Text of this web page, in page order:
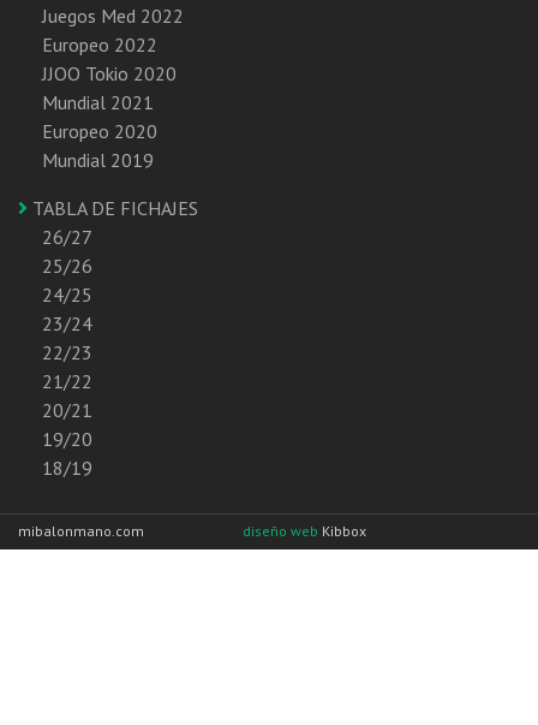
Juegos Med 2022
Europeo 2022
JJOO Tokio 2020
Mundial 2021
Europeo 2020
Mundial 2019
TABLA DE FICHAJES
26/27
25/26
24/25
23/24
22/23
21/22
20/21
19/20
18/19
mibalonmano.com diseño web Kibbox